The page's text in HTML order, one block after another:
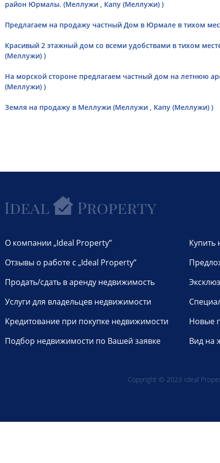
район Юрмалы. (Меллужи , Капу (Меллужи) )
Предлагаем на продажу частный Дом в Юрмале в тихом
Красивый 2 этажный дом со всеми удобствами в тихом
(Меллужи) )
На морской стороне предлагаем частный дом на летнюю
(Меллужи) )
Земля на продажу в Меллужи (Меллужи , Капу (Меллужи) )
О компании „Ideal Property”
Отзывы о работе с „Ideal Property”
Продать/сдать в аренду недвижимость
Услуги для владельцев недвижимости
Кредитование при покупке недвижимости
Подбор недвижимости по Вашей заявке
Купить
Новые
Вид на
Copyright © 2023 Ideal